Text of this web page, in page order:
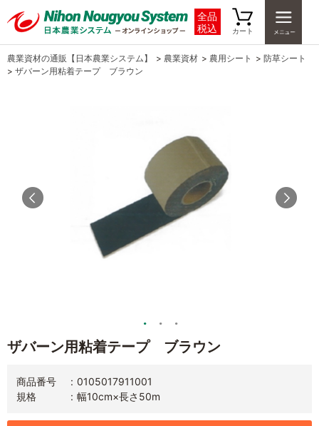
全品
税込
カート
農業資材の通販【日本農業システム】 > 農業資材 > 農用シート > 防草シート
> ザバーン用粘着テープ ブラウン
ザバーン用粘着テープ ブラウン
商品番号
0105017911001
規格
幅10cm×長さ50m